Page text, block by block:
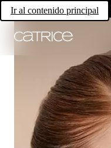
Ir al contenido principal